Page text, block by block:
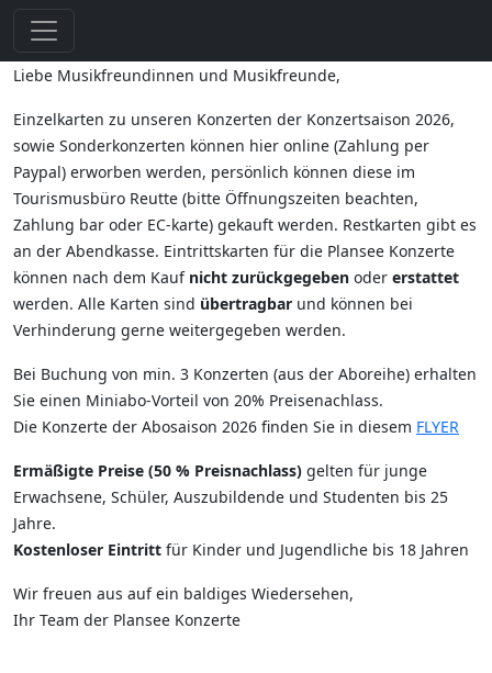
Liebe Musikfreundinnen und Musikfreunde,
Einzelkarten zu unseren Konzerten der Konzertsaison 2026,
sowie Sonderkonzerten können hier online (Zahlung per
Paypal) erworben werden, persönlich können diese im
Tourismusbüro Reutte (bitte Öffnungszeiten beachten,
Zahlung bar oder EC-karte) gekauft werden. Restkarten gibt es
an der Abendkasse. Eintrittskarten für die Plansee Konzerte
können nach dem Kauf nicht zurückgegeben oder erstattet
werden. Alle Karten sind übertragbar und können bei
Verhinderung gerne weitergegeben werden.
Bei Buchung von min. 3 Konzerten (aus der Aboreihe) erhalten
Sie einen Miniabo-Vorteil von 20% Preisenachlass.
Die Konzerte der Abosaison 2026 finden Sie in diesem FLYER
Ermäßigte Preise (50 % Preisnachlass) gelten für junge
Erwachsene, Schüler, Auszubildende und Studenten bis 25
Jahre.
Kostenloser Eintritt für Kinder und Jugendliche bis 18 Jahren
Wir freuen aus auf ein baldiges Wiedersehen,
Ihr Team der Plansee Konzerte